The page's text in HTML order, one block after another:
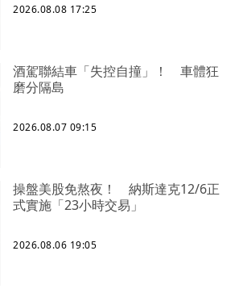
2026.08.08 17:25
酒駕聯結車「失控自撞」！ 車體狂
磨分隔島
2026.08.07 09:15
操盤美股免熬夜！ 納斯達克12/6正
式實施「23小時交易」
2026.08.06 19:05